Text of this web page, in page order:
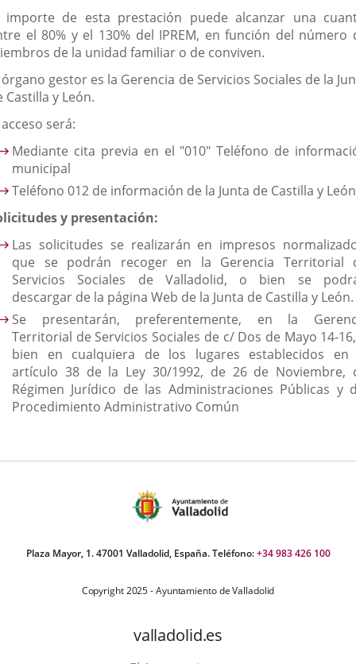
importe de esta prestación puede alcanzar una
el 80% y el 130% del IPREM, en función del número
de la unidad familiar o de conviven.
órgano gestor es la Gerencia de Servicios Sociales de la
Castilla y León.
será:
Mediante cita previa en el "010" Teléfono de
municipal
Teléfono 012 de información de la Junta de Castilla y León
y presentación:
Las solicitudes se realizarán en impresos
que se podrán recoger en la Gerencia Territorial
Servicios Sociales de Valladolid, o bien se
descargar de la página Web de la Junta de Castilla y León.
Se presentarán, preferentemente, en la
Territorial de Servicios Sociales de c/ Dos de Mayo 14-
bien en cualquiera de los lugares establecidos en
artículo 38 de la Ley 30/1992, de 26 de Noviembre,
Régimen Jurídico de las Administraciones Públicas y
Procedimiento Administrativo Común
Plaza Mayor, 1. 47001 Valladolid, España. Teléfono:+34 983 426 100
Copyright 2025 - Ayuntamiento de Valladolid
valladolid.es